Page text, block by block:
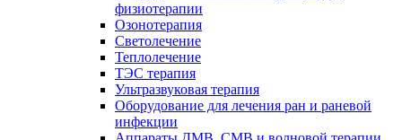
физиотерапии
Озонотерапия
Светолечение
Теплолечение
ТЭС терапия
Ультразвуковая терапия
Оборудование для лечения ран и раневой
инфекции